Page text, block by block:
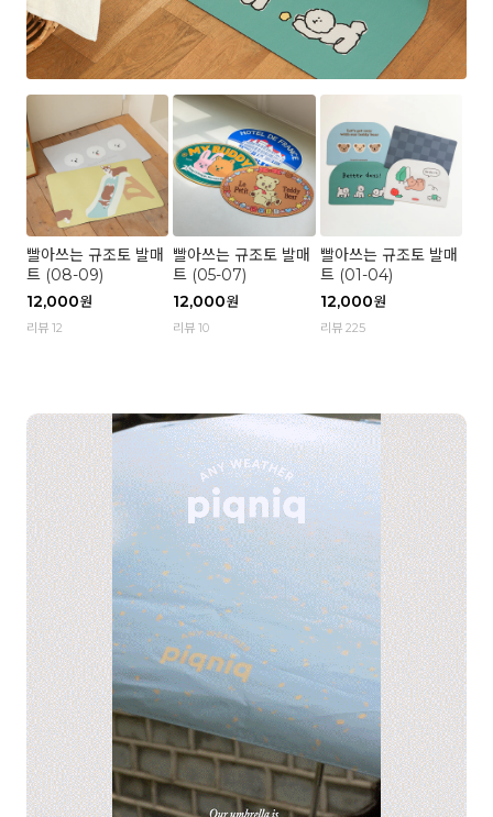
빨아쓰는 규조토 발매
트 (08-09)
12,000원
리뷰 12
빨아쓰는 규조토 발매
트 (05-07)
12,000원
리뷰 10
빨아쓰는 규조토 발매
트 (01-04)
12,000원
리뷰 225